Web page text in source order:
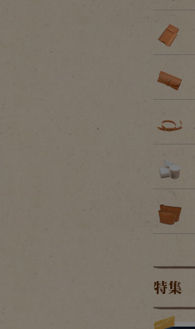
特集